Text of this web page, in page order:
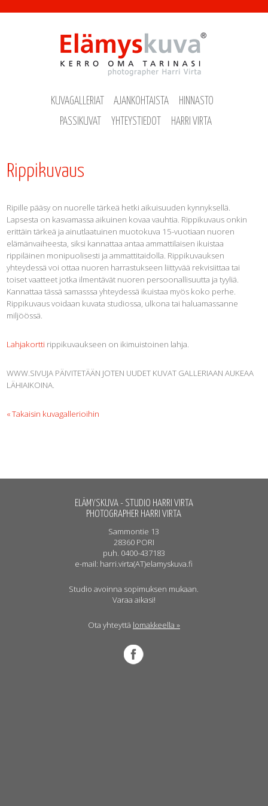
KUVAGALLERIAT AJANKOHTAISTA
HINNASTO
PASSIKUVAT
YHTEYSTIEDOT HARRI VIRTA
Rippikuvaus
Ripille pääsy on nuorelle tärkeä hetki aikuisuuden kynnyksellä.
Lapsesta on kasvamassa aikuinen kovaa vauhtia. Rippikuvaus onkin
erittäin tärkeä ja ainutlaatuinen muotokuva 15-vuotiaan nuoren
elämänvaiheesta, siksi kannattaa antaa ammattilaisen ikuistaa
rippiläinen monipuolisesti ja ammattitaidolla. Rippikuvauksen
yhteydessä voi ottaa nuoren harrastukseen liittyvää rekvisiittaa tai
toiset vaatteet jotka ilmentävät nuoren persoonallisuutta ja tyyliä.
Kannattaa tässä samasssa yhteydessä ikuistaa myös koko perhe.
Rippikuvaus voidaan kuvata studiossa, ulkona tai haluamassanne
miljöössä.
Lahjakortti rippikuvaukseen on ikimuistoinen lahja.
WWW.SIVUJA PÄIVITETÄÄN JOTEN UUDET KUVAT GALLERIAAN AUKEAA
LÄHIAIKOINA.
« Takaisin kuvagallerioihin
ELÄMYSKUVA - STUDIO HARRI VIRTA
PHOTOGRAPHER HARRI VIRTA
Sammontie 13
28360 PORI
puh. 0400-437183
e-mail: harri.virta(AT)elamyskuva.fi
Studio avoinna sopimuksen mukaan.
Varaa aikasi!
Ota yhteyttä lomakkeella »